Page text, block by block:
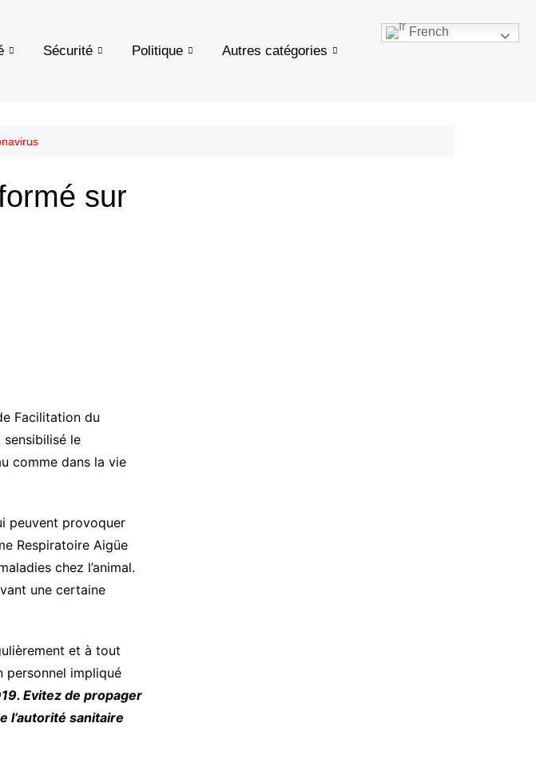
Sécurité Politique Autres catégories
French
sur
Facilitation du
sensibilisé le
comme dans la vie
peuvent provoquer
Respiratoire Aigüe
chez l’animal.
une certaine
et à tout
personnel impliqué
Evitez de propager
l’autorité sanitaire